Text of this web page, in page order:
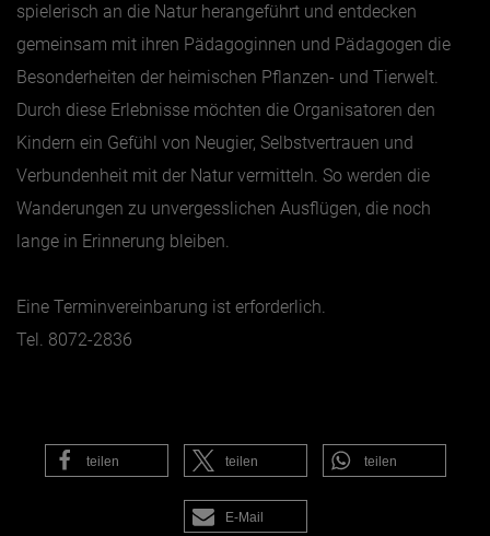
spielerisch an die Natur herangeführt und entdecken
gemeinsam mit ihren Pädagoginnen und Pädagogen die
Besonderheiten der heimischen Pflanzen- und Tierwelt.
Durch diese Erlebnisse möchten die Organisatoren den
Kindern ein Gefühl von Neugier, Selbstvertrauen und
Verbundenheit mit der Natur vermitteln. So werden die
Wanderungen zu unvergesslichen Ausflügen, die noch
lange in Erinnerung bleiben.
Eine Terminvereinbarung ist erforderlich.
Tel. 8072-2836
teilen teilen teilen
E-Mail